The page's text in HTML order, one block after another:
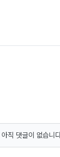
아직 댓글이 없습니